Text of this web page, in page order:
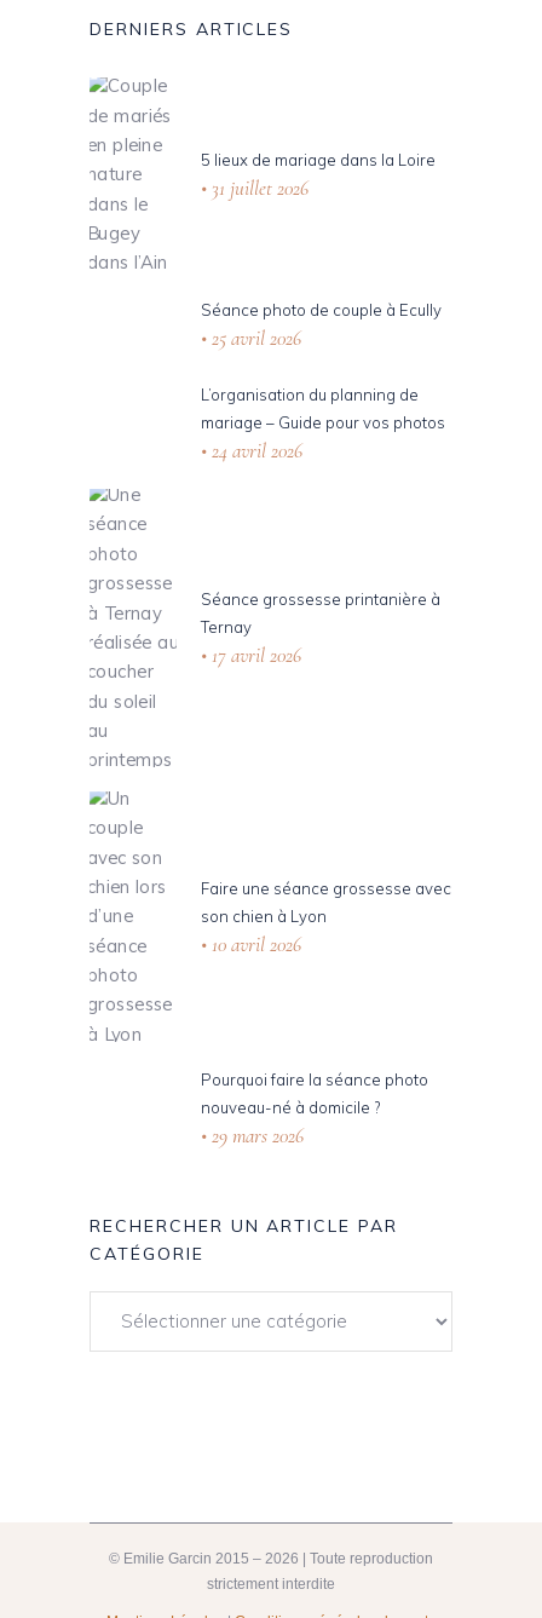
DERNIERS ARTICLES
5 lieux de mariage dans la Loire
31 juillet 2026
Séance photo de couple à Ecully
25 avril 2026
L’organisation du planning de
mariage – Guide pour vos photos
24 avril 2026
Séance grossesse printanière à
Ternay
17 avril 2026
Faire une séance grossesse avec
son chien à Lyon
10 avril 2026
Pourquoi faire la séance photo
nouveau-né à domicile ?
29 mars 2026
RECHERCHER UN ARTICLE PAR
CATÉGORIE
© Emilie Garcin 2015 – 2026 | Toute reproduction
strictement interdite